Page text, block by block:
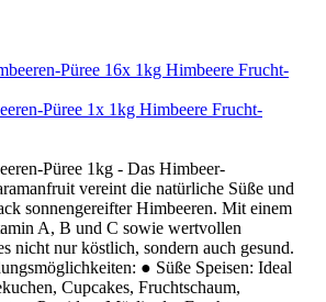
Püree 1x 1kg Himbeere Frucht-
Püree 1kg - Das Himbeer-
vereint die natürliche Süße und
sonnengereifter Himbeeren. Mit einem
A, B und C sowie wertvollen
nicht nur köstlich, sondern auch gesund.
● Süße Speisen: Ideal
Cupcakes, Fruchtschaum,